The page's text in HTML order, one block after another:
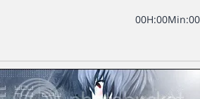
00H:00Min:00